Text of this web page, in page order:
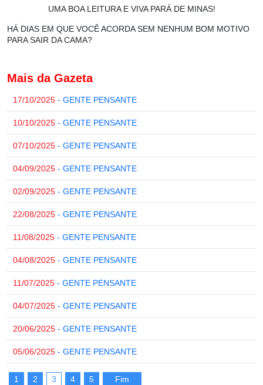
UMA BOA LEITURA E VIVA PARÁ DE MINAS!
HÁ DIAS EM QUE VOCÊ ACORDA SEM NENHUM BOM MOTIVO
PARA SAIR DA CAMA?
Mais da Gazeta
17/10/2025 - GENTE PENSANTE
10/10/2025 - GENTE PENSANTE
07/10/2025 - GENTE PENSANTE
04/09/2025 - GENTE PENSANTE
02/09/2025 - GENTE PENSANTE
22/08/2025 - GENTE PENSANTE
11/08/2025 - GENTE PENSANTE
04/08/2025 - GENTE PENSANTE
11/07/2025 - GENTE PENSANTE
04/07/2025 - GENTE PENSANTE
20/06/2025 - GENTE PENSANTE
05/06/2025 - GENTE PENSANTE
1 2 3 4 5 Fim